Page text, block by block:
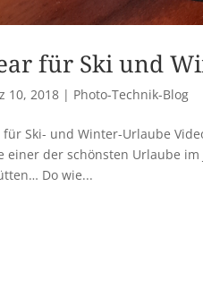
für Ski und
10, 2018 | Photo-Technik-Blog
Ski- und Winter-Urlaube
der schönsten Urlaube im
Do wie...